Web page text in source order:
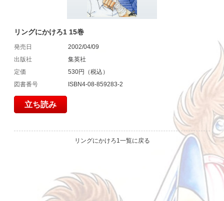
リングにかけろ1 15巻
発売日
2002/04/09
出版社
集英社
定価
530円（税込）
図書番号
ISBN4-08-859283-2
立ち読み
リングにかけろ1一覧に戻る